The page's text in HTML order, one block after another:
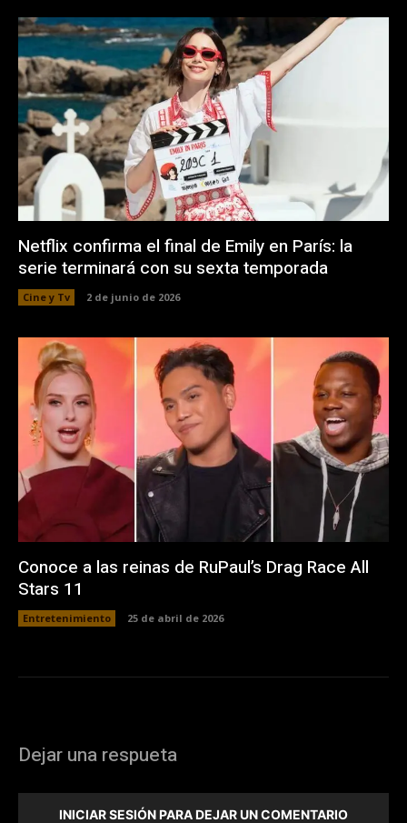
Netflix confirma el final de Emily en París: la
serie terminará con su sexta temporada
Cine y Tv 2 de junio de 2026
Conoce a las reinas de RuPaul’s Drag Race All
Stars 11
Entretenimiento 25 de abril de 2026
Dejar una respueta
INICIAR SESIÓN PARA DEJAR UN COMENTARIO